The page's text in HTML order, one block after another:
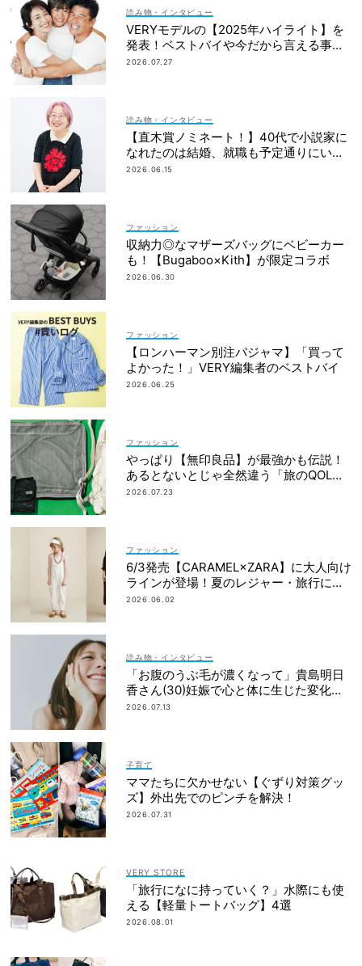
読み物・インタビュー
VERYモデルの【2025年ハイライト】を
発表！ベストバイや今だから言える事件
簿も大公開
2026.07.27
読み物・インタビュー
【直木賞ノミネート！】40代で小説家に
なれたのは結婚、就職も予定通りにいか
なかったから｜朝倉かすみさん
2026.06.15
ファッション
収納力◎なマザーズバッグにベビーカー
も！【Bugaboo×Kith】が限定コラボ
2026.06.30
ファッション
【ロンハーマン別注パジャマ】「買って
よかった！」VERY編集者のベストバイ
2026.06.25
ファッション
やっぱり【無印良品】が最強かも伝説！
あるとないとじゃ全然違う「旅のQOL爆
上げアイテム」
2026.07.23
ファッション
6/3発売【CARAMEL×ZARA】に大人向け
ラインが登場！夏のレジャー・旅行にも
おすすめ
2026.06.02
読み物・インタビュー
「お腹のうぶ毛が濃くなって」貴島明日
香さん(30)妊娠で心と体に生じた変化も
「愛しいです」
2026.07.13
子育て
ママたちに欠かせない【ぐずり対策グッ
ズ】外出先でのピンチを解決！
2026.07.31
VERY STORE
「旅行になに持っていく？」水際にも使
える【軽量トートバッグ】4選
2026.08.01